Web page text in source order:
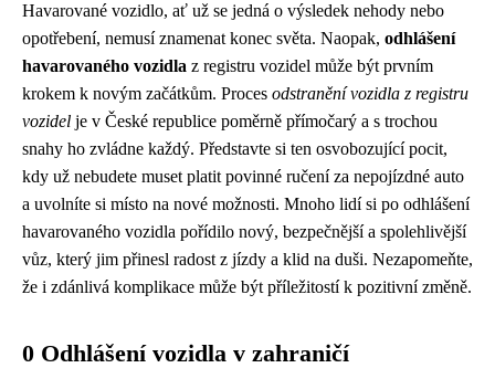
Havarované vozidlo, ať už se jedná o výsledek nehody nebo
opotřebení, nemusí znamenat konec světa. Naopak, odhlášení
havarovaného vozidla z registru vozidel může být prvním
krokem k novým začátkům. Proces odstranění vozidla z registru
vozidel je v České republice poměrně přímočarý a s trochou
snahy ho zvládne každý. Představte si ten osvobozující pocit,
kdy už nebudete muset platit povinné ručení za nepojízdné auto
a uvolníte si místo na nové možnosti. Mnoho lidí si po odhlášení
havarovaného vozidla pořídilo nový, bezpečnější a spolehlivější
vůz, který jim přinesl radost z jízdy a klid na duši. Nezapomeňte,
že i zdánlivá komplikace může být příležitostí k pozitivní změně.
0 Odhlášení vozidla v zahraničí